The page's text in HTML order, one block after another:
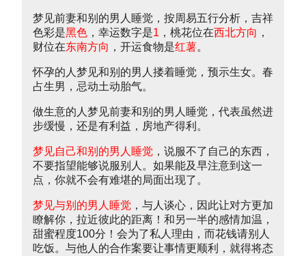
梦见前妻和别的男人睡觉，按周易五行分析，吉祥
色彩是黑色 ，幸运数字是1 ，桃花位在西北方向 ，
财位在东南方向 ，开运食物是红薯。
怀孕的人梦见和别的男人搂着睡觉，预示生女。春
占生男，忌动土动胎气。
做生意的人梦见前妻和别的男人睡觉，代表虽然进
步缓慢，还是有利益，房地产得利。
梦见自己和别的男人睡觉 ，说服不了自己的东西，
不要指望能够说服别人。如果能及早注意到这一
点，你就不会有难堪的局面出现了。
梦见与别的男人睡觉 ，与人谈心，因此让对方更加
瞭解你，拉近彼此的距离！和另一半的感情加温，
甜蜜程度100分！会为了私人理由，而花钱请别人
吃饭。与他人的合作案要让事情更顺利，就得将态